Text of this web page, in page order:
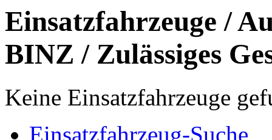
Einsatzfahrzeuge /
BINZ / Zulässiges
Keine Einsatzfahrzeuge
Einsatzfahrzeug-Suche